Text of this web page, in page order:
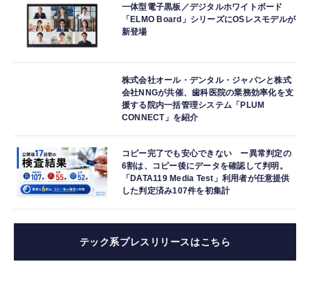
一体型電子黒板／デジタルホワイトボード
「ELMO Board」シリーズにOSレスモデルが
新登場
株式会社オール・デンタル・ジャパンと株式
会社NNGが共催、歯科医院の業務効率化を支
援する院内一括管理システム「PLUM
CONNECT」を紹介
コピー完了でも安心できない ー異常判定の
6割は、コピー後にデータを確認して判明。
「DATA119 Media Test」利用者が任意提供
した判定済み107件を初集計
テック系プレスリリースはこちら